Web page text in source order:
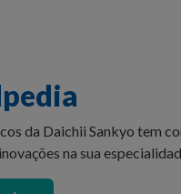
da Daichii Sankyo tem
na sua